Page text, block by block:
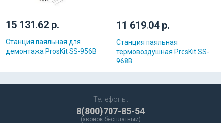
15 131.62 р.
Станция паяльная для
демонтажа ProsKit SS-956B
11 619.04 р.
Станция паяльная
термовоздушная ProsKit SS-
968B
Телефоны:
8(800)707-85-54
(звонок бесплатный)